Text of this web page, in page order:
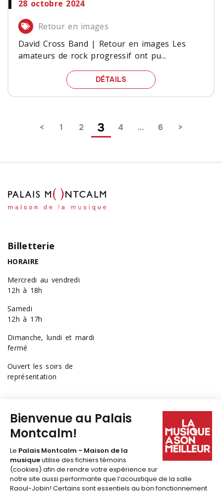
28 octobre 2024
Retour en images
David Cross Band | Retour en images Les
amateurs de rock progressif ont pu...
DÉTAILS DAVID CROSS BAND |
Pagination 1 2 3 4 … 6
Abonnez-vous à l'INFOLETTREdu Palais Montcalm!
Billetterie
HORAIRE
Mercredi au vendredi
12h à 18h
Samedi
12h à 17h
Dimanche, lundi et mardi
fermé
Ouvert les soirs de
représentation
1 877 641-6040
billetterie@palaismontcalm.ca